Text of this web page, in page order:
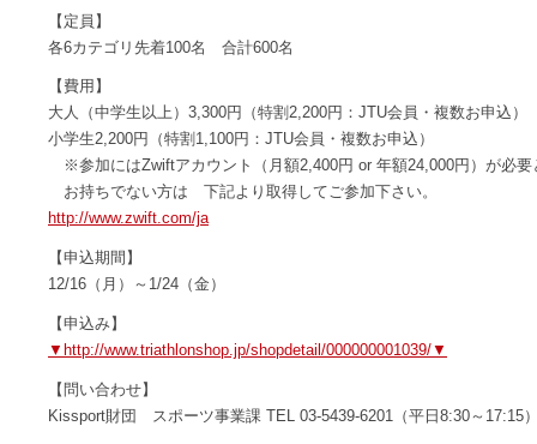
【定員】
各6カテゴリ先着100名 合計600名
【費用】
大人（中学生以上）3,300円（特割2,200円：JTU会員・複数お申込）
小学生2,200円（特割1,100円：JTU会員・複数お申込）
※参加にはZwiftアカウント（月額2,400円 or 年額24,000円）が必要
お持ちでない方は 下記より取得してご参加下さい。
http://www.zwift.com/ja
【申込期間】
12/16（月）～1/24（金）
【申込み】
▼http://www.triathlonshop.jp/shopdetail/000000001039/▼
【問い合わせ】
Kissport財団 スポーツ事業課 TEL 03-5439-6201（平日8:30～17:15